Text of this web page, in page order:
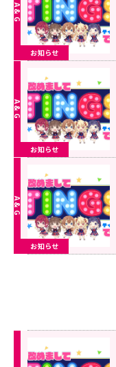
お知らせ
お知らせ
お知らせ